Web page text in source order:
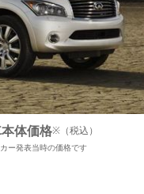
体価格※ （税込）
ー発表当時の価格です